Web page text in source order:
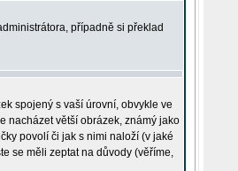
případně si překlad
spojený s vaší úrovní, obvykle ve
nacházet větší obrázek, známý jako
povolí či jak s nimi naloží (v jaké
se měli zeptat na důvody (věříme,